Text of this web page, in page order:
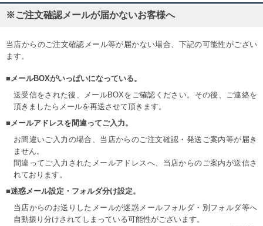
※ご注文確認メールが届かないお客様へ
当店からのご注文確認メール等が届かない場合、下記の可能性がござい
ます。
■メールBOXがいっぱいになっている。
送受信をされた後、メールBOXをご確認ください。その後、ご連絡を
頂きましたらメールを再送させて頂きます。
■メールアドレスを間違ってご入力。
お間違いご入力の場合、当店からのご注文確認・発送ご案内等が届き
ません。
間違ってご入力されたメールアドレスへ、当店からのご案内が送信さ
れております。
■迷惑メール設定・フォルダ分け設定。
当店からのお送りしたメールが迷惑メールフォルダ・別フォルダ等へ
自動振り分けされてしまっている可能性がございます。